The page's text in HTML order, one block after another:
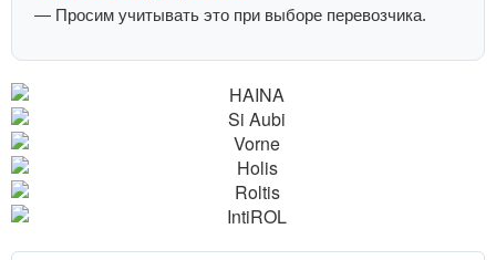
— Просим учитывать это при выборе перевозчика.